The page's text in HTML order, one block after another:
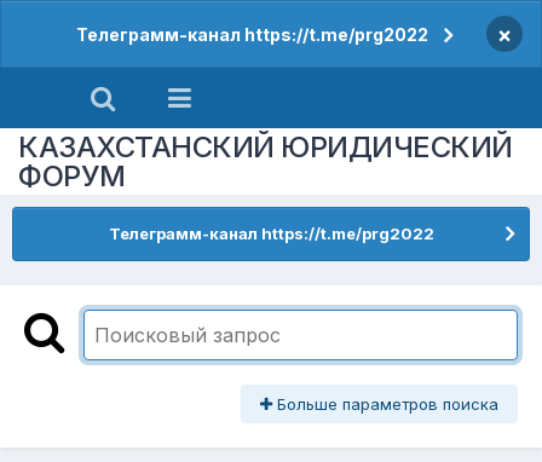
Телеграмм-канал https://t.me/prg2022 ×
КАЗАХСТАНСКИЙ ЮРИДИЧЕСКИЙ
ФОРУМ
Телеграмм-канал https://t.me/prg2022
Больше параметров поиска